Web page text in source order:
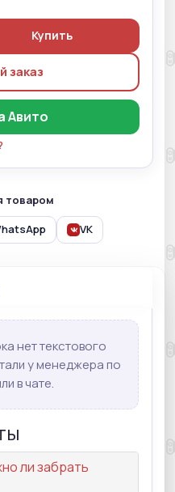
Купить
заказ
Авито
товаром
VK
нет текстового
у менеджера по
в чате.
ли забрать